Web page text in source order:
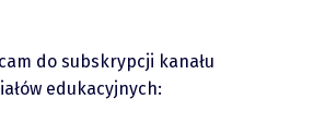
do subskrypcji kanału
edukacyjnych: